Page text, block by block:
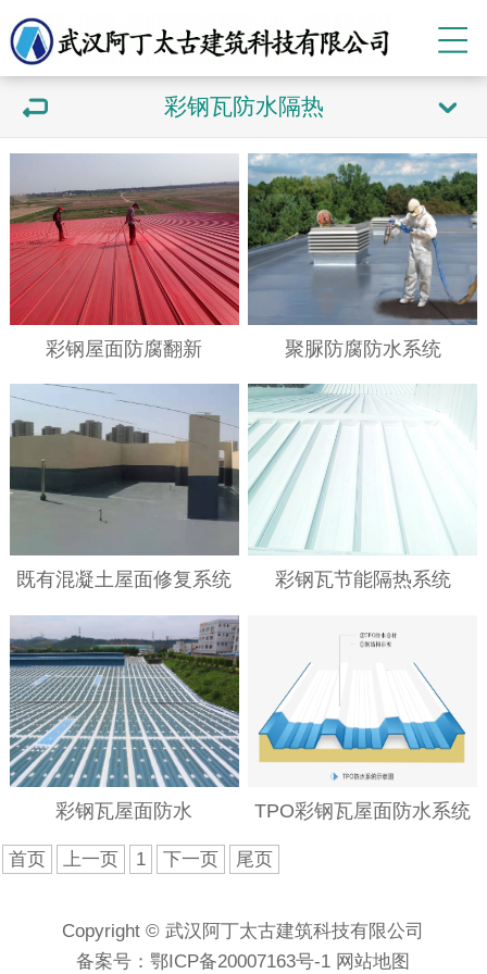
彩钢瓦防水隔热
彩钢屋面防腐翻新 聚脲防腐防水系统
既有混凝土屋面修复系统 彩钢瓦节能隔热系统
彩钢瓦屋面防水 TPO彩钢瓦屋面防水系统
首页 上一页 1 下一页 尾页
Copyright © 武汉阿丁太古建筑科技有限公司
备案号：鄂ICP备20007163号-1 网站地图